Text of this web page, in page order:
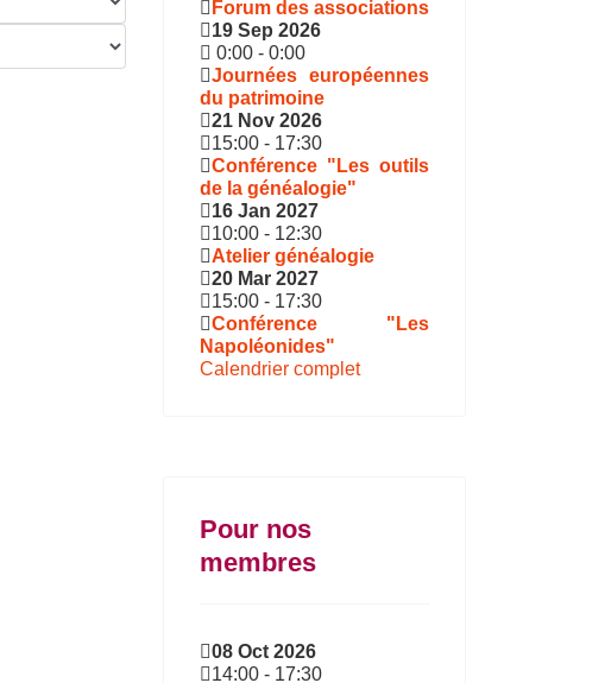
Forum des associations
19 Sep 2026
0:00 - 0:00
Journées européennes
du patrimoine
21 Nov 2026
15:00 - 17:30
Conférence "Les outils
de la généalogie"
16 Jan 2027
10:00 - 12:30
Atelier généalogie
20 Mar 2027
15:00 - 17:30
Conférence "Les
Napoléonides"
Calendrier complet
Pour nos
membres
08 Oct 2026
14:00 - 17:30